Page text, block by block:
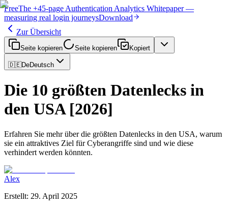
FreeThe +45-page Authentication Analytics Whitepaper —
measuring real login journeysDownload
Zur Übersicht
Seite kopieren Seite kopieren Kopiert
🇩🇪DeDeutsch
Die 10 größten Datenlecks in
den USA [2026]
Erfahren Sie mehr über die größten Datenlecks in den USA, warum
sie ein attraktives Ziel für Cyberangriffe sind und wie diese
verhindert werden könnten.
Alex
Erstellt: 29. April 2025